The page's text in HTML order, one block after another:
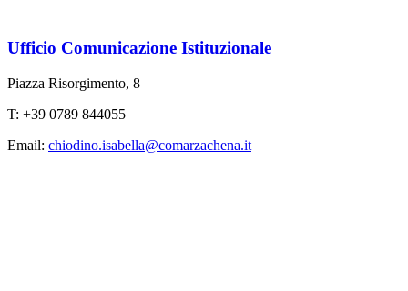
Ufficio Comunicazione Istituzionale
Piazza Risorgimento, 8
T: +39 0789 844055
Email: chiodino.isabella@comarzachena.it